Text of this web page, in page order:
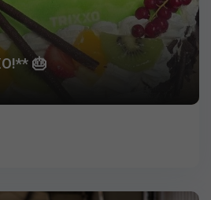
🎂